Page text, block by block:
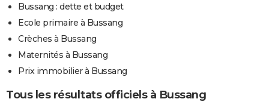
Bussang : dette et budget
Ecole primaire à Bussang
Crèches à Bussang
Maternités à Bussang
Prix immobilier à Bussang
Tous les résultats officiels à Bussang